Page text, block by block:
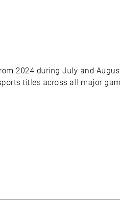
2024 during July and
titles across all major